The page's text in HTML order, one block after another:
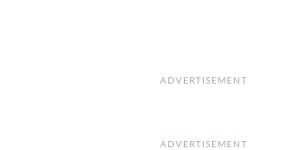
ADVERTISEMENT
ADVERTISEMENT